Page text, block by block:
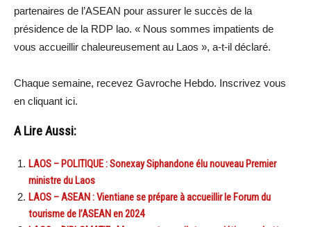
partenaires de l’ASEAN pour assurer le succès de la
présidence de la RDP lao. « Nous sommes impatients de
vous accueillir chaleureusement au Laos », a-t-il déclaré.
Chaque semaine, recevez Gavroche Hebdo. Inscrivez vous
en cliquant ici.
A Lire Aussi:
LAOS – POLITIQUE : Sonexay Siphandone élu nouveau Premier
ministre du Laos
LAOS – ASEAN : Vientiane se prépare à accueillir le Forum du
tourisme de l’ASEAN en 2024